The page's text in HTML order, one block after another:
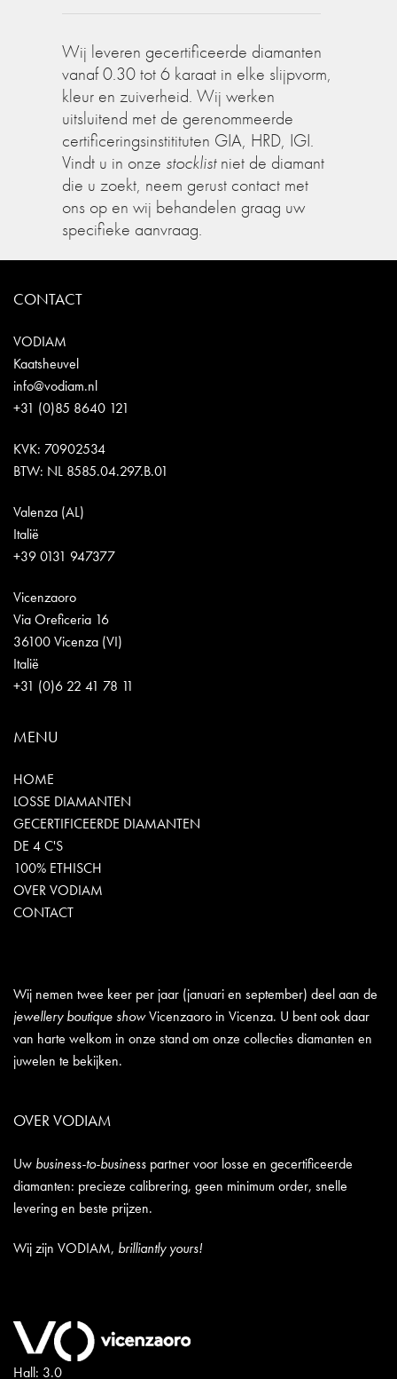
Wij leveren gecertificeerde diamanten
vanaf 0.30 tot 6 karaat in elke slijpvorm,
kleur en zuiverheid. Wij werken
uitsluitend met de gerenommeerde
certificeringsinstitituten GIA, HRD, IGI.
Vindt u in onze stocklistniet de diamant
die u zoekt, neem gerust contact met
ons op en wij behandelen graag uw
specifieke aanvraag.
CONTACT
VODIAM
Kaatsheuvel
info@vodiam.nl
+31 (0)85 8640 121
KVK: 70902534
BTW: NL 8585.04.297.B.01
Valenza (AL)
Italië
+39 0131 947377
Vicenzaoro
Via Oreficeria 16
36100 Vicenza (VI)
Italië
+31 (0)6 22 41 78 11
MENU
HOME
LOSSE DIAMANTEN
GECERTIFICEERDE DIAMANTEN
DE 4 C'S
100% ETHISCH
OVER VODIAM
CONTACT
Wij nemen twee keer per jaar (januari en september) deel aan de
jewellery boutique showVicenzaoro in Vicenza. U bent ook daar
van harte welkom in onze stand om onze collecties diamanten en
juwelen te bekijken.
OVER VODIAM
Uw business-to-business partner voor losse en gecertificeerde
diamanten: precieze calibrering, geen minimum order, snelle
levering en beste prijzen.
Wij zijn VODIAM, brilliantly yours!
Hall: 3.0